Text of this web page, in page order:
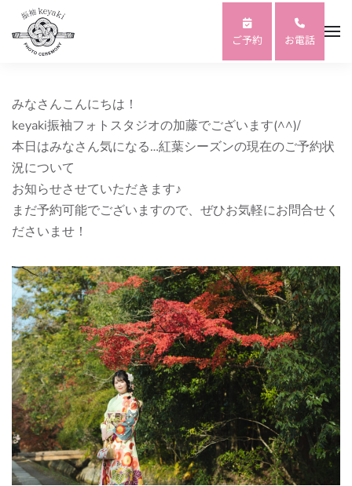
Skip to main content ご予約 お電話
みなさんこんにちは！
keyaki振袖フォトスタジオの加藤でございます(^^)/
本日はみなさん気になる…紅葉シーズンの現在のご予約状
況について
お知らせさせていただきます♪
まだ予約可能でございますので、ぜひお気軽にお問合せく
ださいませ！